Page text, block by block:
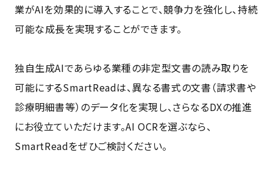
業がAIを効果的に導入することで、競争力を強化し、持続
可能な成長を実現することができます。
独自生成AIであらゆる業種の非定型文書の読み取りを
可能にするSmartReadは、異なる書式の文書（請求書や
診療明細書等）のデータ化を実現し、さらなるDXの推進
にお役立ていただけます。AI OCRを選ぶなら、
SmartReadをぜひご検討ください。